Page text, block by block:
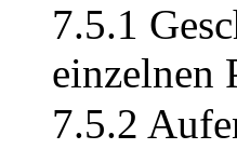
7.5.1
einzelnen
7.5.2